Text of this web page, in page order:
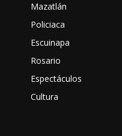
Mazatlán
Policiaca
Escuinapa
Rosario
Espectáculos
Cultura